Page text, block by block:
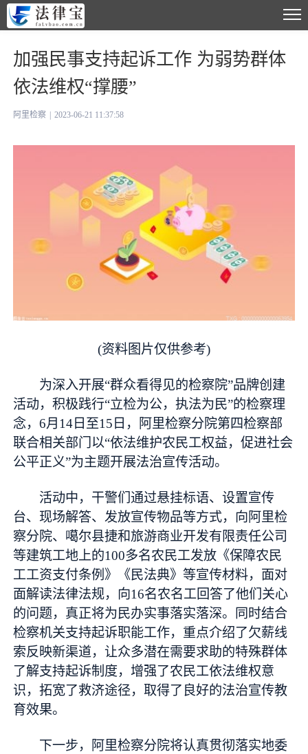
加强民事支持起诉工作 为弱势群体
依法维权“撑腰”
阿里检察 2023-06-21 11:37:58
(资料图片仅供参考)
为深入开展“群众看得见的检察院”品牌创建
活动，积极践行“立检为公，执法为民”的检察理
念，6月14日至15日，阿里检察分院第四检察部
联合相关部门以“依法维护农民工权益，促进社会
公平正义”为主题开展法治宣传活动。
活动中，干警们通过悬挂标语、设置宣传
台、现场解答、发放宣传物品等方式，向阿里检
察分院、噶尔县捷和旅游商业开发有限责任公司
等建筑工地上的100多名农民工发放《保障农民
工工资支付条例》《民法典》等宣传材料，面对
面解读法律法规，向16名农名工回答了他们关心
的问题，真正将为民办实事落实落深。同时结合
检察机关支持起诉职能工作，重点介绍了欠薪线
索反映新渠道，让众多潜在需要求助的特殊群体
了解支持起诉制度，增强了农民工依法维权意
识，拓宽了救济途径，取得了良好的法治宣传教
育效果。
下一步，阿里检察分院将认真贯彻落实地委